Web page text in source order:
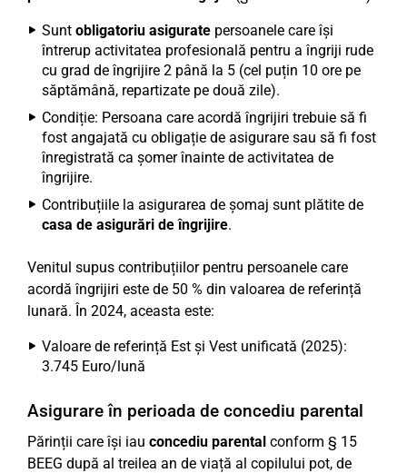
Sunt obligatoriu asigurate persoanele care își
întrerup activitatea profesională pentru a îngriji rude
cu grad de îngrijire 2 până la 5 (cel puțin 10 ore pe
săptămână, repartizate pe două zile).
Condiție: Persoana care acordă îngrijiri trebuie să fi
fost angajată cu obligație de asigurare sau să fi fost
înregistrată ca șomer înainte de activitatea de
îngrijire.
Contribuțiile la asigurarea de șomaj sunt plătite de
casa de asigurări de îngrijire.
Venitul supus contribuțiilor pentru persoanele care
acordă îngrijiri este de 50 % din valoarea de referință
lunară. În 2024, aceasta este:
Valoare de referință Est și Vest unificată (2025):
3.745 Euro/lună
Asigurare în perioada de concediu parental
Părinții care își iau concediu parental conform § 15
BEEG după al treilea an de viață al copilului pot, de